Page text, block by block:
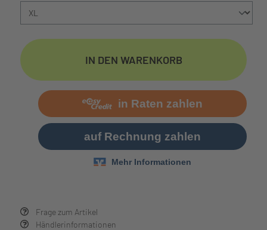
Frage zum Artikel
Händlerinformationen
IN DEN WARENKORB